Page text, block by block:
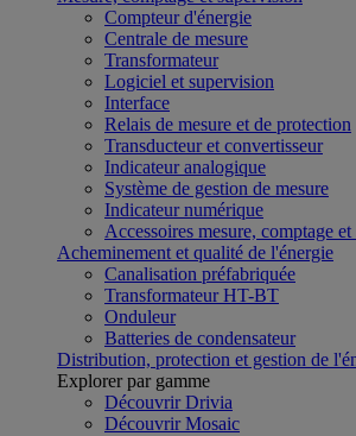
Compteur d'énergie
Centrale de mesure
Transformateur
Logiciel et supervision
Interface
Relais de mesure et de protection
Transducteur et convertisseur
Indicateur analogique
Système de gestion de mesure
Indicateur numérique
Accessoires mesure, comptage
Acheminement et qualité de l'énergie
Canalisation préfabriquée
Transformateur HT-BT
Onduleur
Batteries de condensateur
Distribution, protection et gestion de
Explorer par gamme
Découvrir Drivia
Découvrir Mosaic